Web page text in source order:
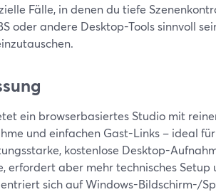
Fälle, in denen du tiefe
oder andere Desktop-Tools sinnvoll
ein browserbasiertes Studio mit
und einfachen Gast-Links – ideal
kostenlose Desktop-
erfordert aber mehr technisches Setup
sich auf Windows-Bildschirm-/